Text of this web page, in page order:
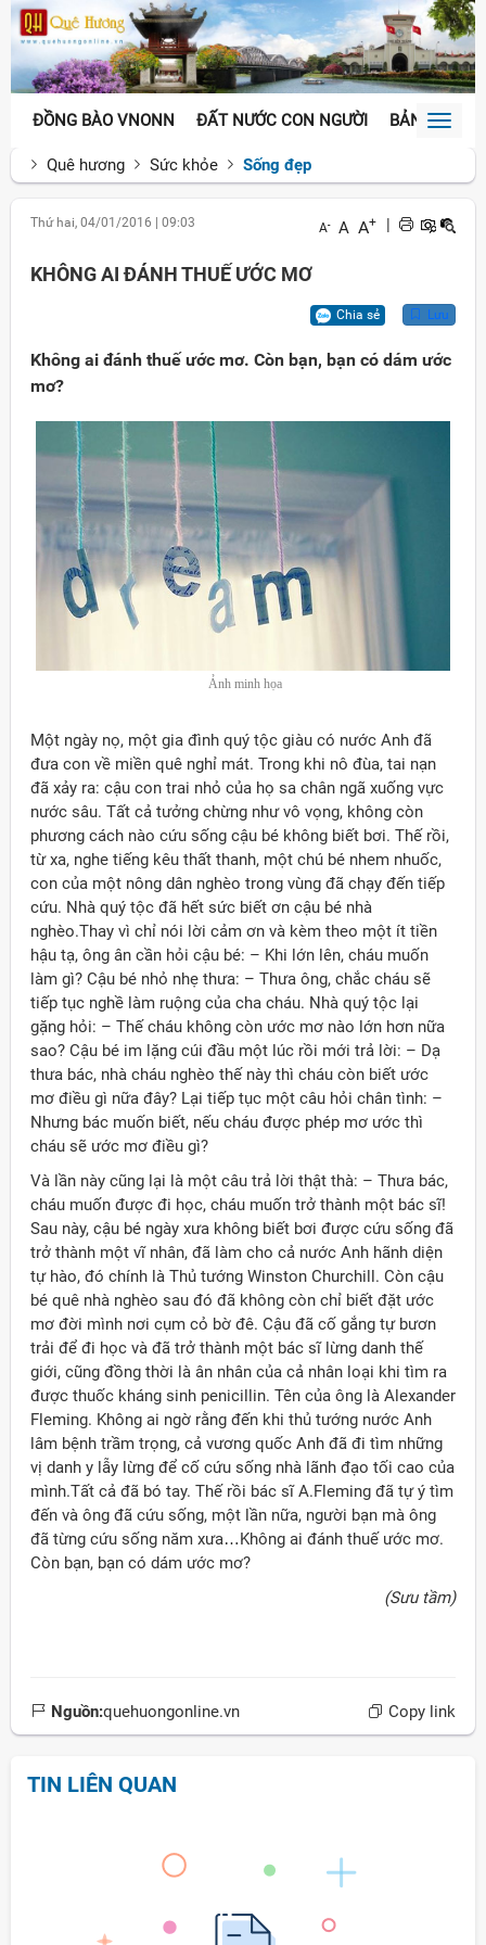
ĐỒNG BÀO VNONN ĐẤT NƯỚC CON NGƯỜI BẢN SẮCToggle
Quê hương
Sức khỏe Sống đẹp
Thứ hai, 04/01/2016 09:03 A- A A+
KHÔNG AI ĐÁNH THUẾ ƯỚC MƠ
Chia sẻ Lưu
Không ai đánh thuế ước mơ. Còn bạn, bạn có dám ước
mơ?
Ảnh minh họa
Một ngày nọ, một gia đình quý tộc giàu có nước Anh đã
đưa con về miền quê nghỉ mát. Trong khi nô đùa, tai nạn
đã xảy ra: cậu con trai nhỏ của họ sa chân ngã xuống vực
nước sâu. Tất cả tưởng chừng như vô vọng, không còn
phương cách nào cứu sống cậu bé không biết bơi. Thế rồi,
từ xa, nghe tiếng kêu thất thanh, một chú bé nhem nhuốc,
con của một nông dân nghèo trong vùng đã chạy đến tiếp
cứu. Nhà quý tộc đã hết sức biết ơn cậu bé nhà
nghèo.Thay vì chỉ nói lời cảm ơn và kèm theo một ít tiền
hậu tạ, ông ân cần hỏi cậu bé: – Khi lớn lên, cháu muốn
làm gì? Cậu bé nhỏ nhẹ thưa: – Thưa ông, chắc cháu sẽ
tiếp tục nghề làm ruộng của cha cháu. Nhà quý tộc lại
gặng hỏi: – Thế cháu không còn ước mơ nào lớn hơn nữa
sao? Cậu bé im lặng cúi đầu một lúc rồi mới trả lời: – Dạ
thưa bác, nhà cháu nghèo thế này thì cháu còn biết ước
mơ điều gì nữa đây? Lại tiếp tục một câu hỏi chân tình: –
Nhưng bác muốn biết, nếu cháu được phép mơ ước thì
cháu sẽ ước mơ điều gì?
Và lần này cũng lại là một câu trả lời thật thà: – Thưa bác,
cháu muốn được đi học, cháu muốn trở thành một bác sĩ!
Sau này, cậu bé ngày xưa không biết bơi được cứu sống đã
trở thành một vĩ nhân, đã làm cho cả nước Anh hãnh diện
tự hào, đó chính là Thủ tướng Winston Churchill. Còn cậu
bé quê nhà nghèo sau đó đã không còn chỉ biết đặt ước
mơ đời mình nơi cụm cỏ bờ đê. Cậu đã cố gắng tự bươn
trải để đi học và đã trở thành một bác sĩ lừng danh thế
giới, cũng đồng thời là ân nhân của cả nhân loại khi tìm ra
được thuốc kháng sinh penicillin. Tên của ông là Alexander
Fleming. Không ai ngờ rằng đến khi thủ tướng nước Anh
lâm bệnh trầm trọng, cả vương quốc Anh đã đi tìm những
vị danh y lẫy lừng để cố cứu sống nhà lãnh đạo tối cao của
mình.Tất cả đã bó tay. Thế rồi bác sĩ A.Fleming đã tự ý tìm
đến và ông đã cứu sống, một lần nữa, người bạn mà ông
đã từng cứu sống năm xưa…Không ai đánh thuế ước mơ.
Còn bạn, bạn có dám ước mơ?
(Sưu tầm)
Nguồn:quehuongonline.vn Copy link
TIN LIÊN QUAN